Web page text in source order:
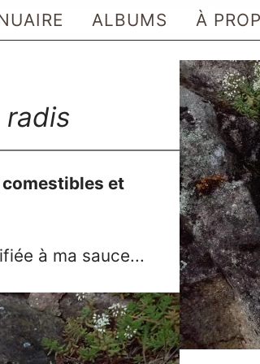
ALBUMS À
radis
et
à ma sauce...